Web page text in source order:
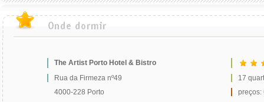
The Artist Porto Hotel & Bistro
Rua da Firmeza nº49
17
4000-228 Porto
preços: